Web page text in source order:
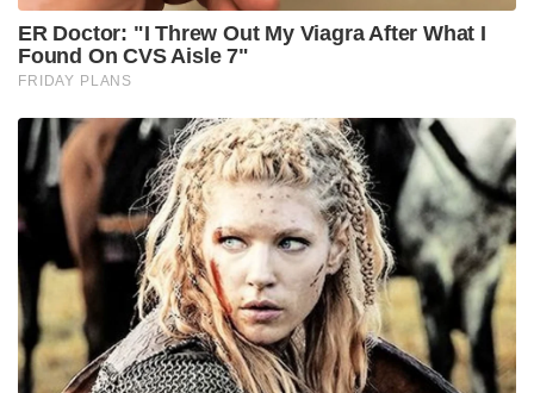
നിരന്തരം ചർച്ചകൾ നടക്കുന്നുണ്ടെങ്കിലും യാതൊരു
തരത്തിലും സംഘർഷത്തിന്
അയവുണ്ടാകാതിരിക്കുന്നതിനാൽ വരാൻ പോകുന്ന
സാദ്ധ്യതകളുണ്ട് എന്നാണ് സൂചന .. അതെ വിന്റർ
ഈസ് കമിംഗ്
Tags: india-china featured T90 Sainikam